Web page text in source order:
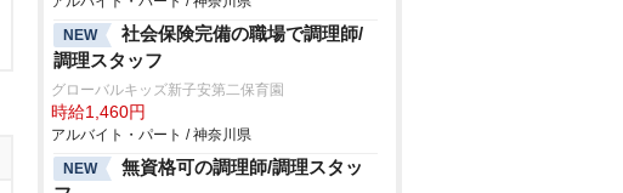
NEW
社会保険完備の職場で調理師/
調理スタッフ
グローバルキッズ新子安第二保育園
時給1,460円
アルバイト・パート / 神奈川県
NEW
無資格可の調理師/調理スタッ